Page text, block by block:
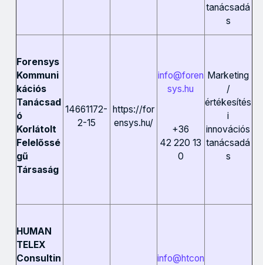
tanácsadá
s
Forensys
Kommuni
kációs
Tanácsad
ó
Korlátolt
Felelőssé
gű
Társaság
14661172-
2-15
https://for
ensys.hu/
info@foren
sys.hu
+36
42 220 13
0
Marketing
/
értékesítés
i
innovációs
tanácsadá
s
HUMAN
TELEX
Consultin
info@htcon